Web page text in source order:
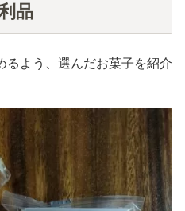
品
るよう、選んだお菓子を紹介